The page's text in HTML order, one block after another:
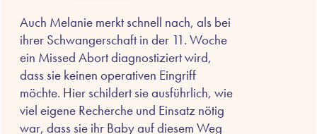
Auch Melanie merkt schnell nach, als bei
ihrer Schwangerschaft in der 11. Woche
ein Missed Abort diagnostiziert wird,
dass sie keinen operativen Eingriff
möchte. Hier schildert sie ausführlich, wie
viel eigene Recherche und Einsatz nötig
war, dass sie ihr Baby auf diesem Weg